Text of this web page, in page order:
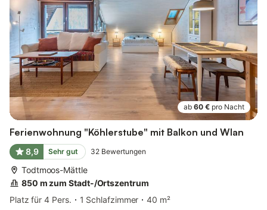
ab 60 € pro Nacht
Ferienwohnung "Köhlerstube" mit Balkon und Wlan
8,9 Sehr gut 32 Bewertungen
Todtmoos-Mättle
850 m zum Stadt-/Ortszentrum
Platz für 4 Pers.
1 Schlafzimmer
40 m²